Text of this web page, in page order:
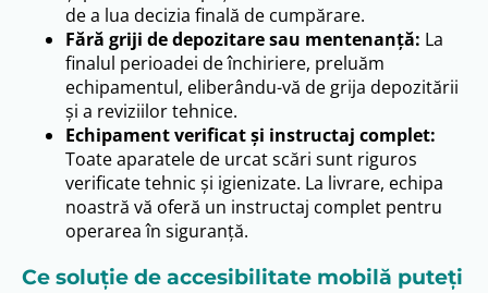
de a lua decizia finală de cumpărare.
Fără griji de depozitare sau mentenanță: La
finalul perioadei de închiriere, preluăm
echipamentul, eliberându-vă de grija depozitării
și a reviziilor tehnice.
Echipament verificat și instructaj complet:
Toate aparatele de urcat scări sunt riguros
verificate tehnic și igienizate. La livrare, echipa
noastră vă oferă un instructaj complet pentru
operarea în siguranță.
Ce soluție de accesibilitate mobilă puteți